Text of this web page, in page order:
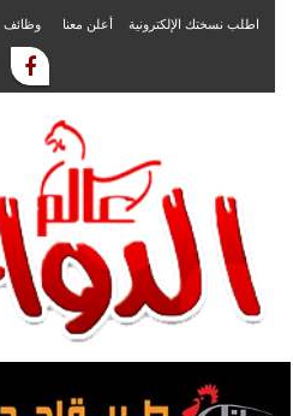
اطلب نسختك الإلكترونية أعلن معنا وظائف